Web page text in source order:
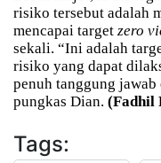
risiko tersebut adalah
mencapai target zero
sekali. “Ini adalah
risiko yang dapat
penuh tanggung
pungkas Dian. (Fadhil
Tags: